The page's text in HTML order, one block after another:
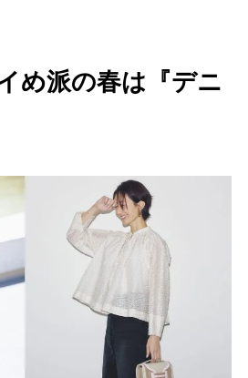
め派の春は『デニ